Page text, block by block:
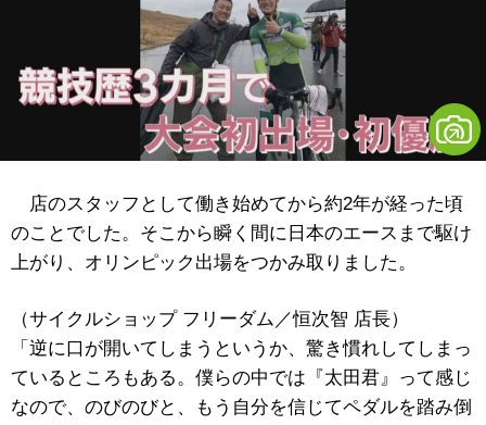
店のスタッフとして働き始めてから約2年が経った頃
のことでした。そこから瞬く間に日本のエースまで駆け
上がり、オリンピック出場をつかみ取りました。
（サイクルショップ フリーダム／恒次智 店長）
「逆に口が開いてしまうというか、驚き慣れしてしまっ
ているところもある。僕らの中では『太田君』って感じ
なので、のびのびと、もう自分を信じてペダルを踏み倒